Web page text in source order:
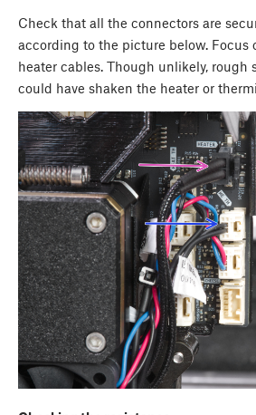
Check that all the connectors are
according to the picture below. Focus
heater cables. Though unlikely,
could have shaken the heater or